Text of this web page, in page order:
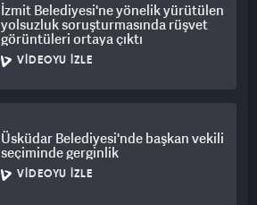
İzmit Belediyesi'ne yönelik yürütülen
yolsuzluk soruşturmasında rüşvet
görüntüleri ortaya çıktı
VIDEOYU İZLE
Üsküdar Belediyesi'nde başkan vekili
seçiminde gerginlik
VIDEOYU İZLE